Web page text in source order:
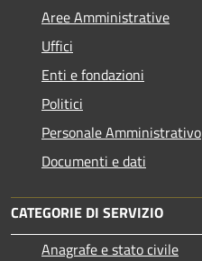
Aree Amministrative
Uffici
Enti e fondazioni
Politici
Personale Amministrativo
Documenti e dati
CATEGORIE DI SERVIZIO
Anagrafe e stato civile